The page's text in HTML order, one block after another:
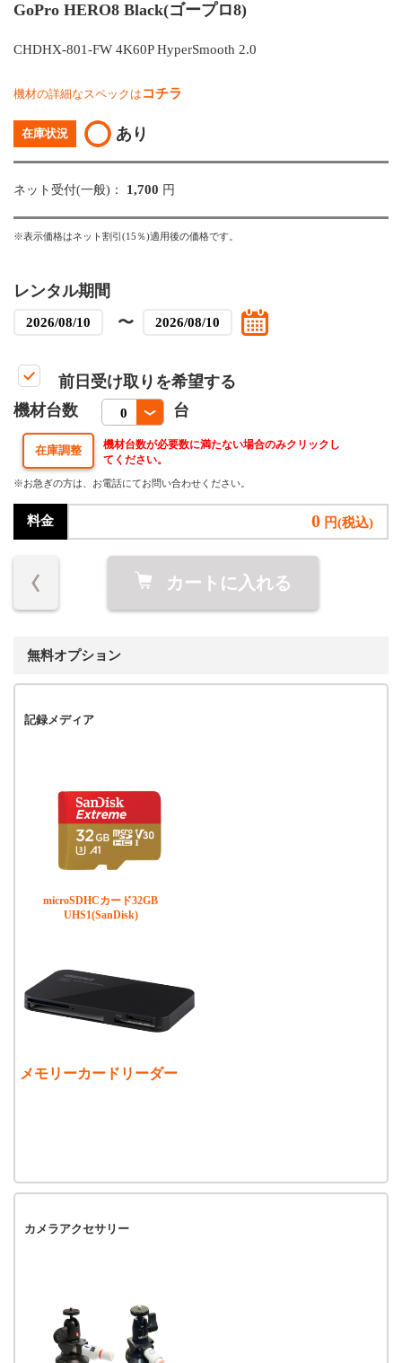
GoPro HERO8 Black(ゴープロ8)
CHDHX-801-FW 4K60P HyperSmooth 2.0
機材の詳細なスペックは コチラ
在庫状況 あり
ネット受付(一般)： 1,700 円
※表示価格はネット割引(15％)適用後の価格です。
レンタル期間
〜
前日受け取りを希望する
機材台数
台
機材台数が必要数に満たない場合のみクリックし
てください。
※お急ぎの方は、お電話にてお問い合わせください。
料金 0 円(税込)
カートに入れる
無料オプション
記録メディア
microSDHCカード32GB
UHS1(SanDisk)
メモリーカードリーダー
カメラアクセサリー